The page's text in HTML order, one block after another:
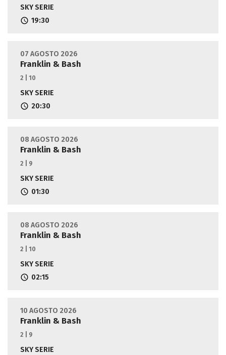
SKY SERIE
19:30
07 AGOSTO 2026
Franklin & Bash
2 | 10
SKY SERIE
20:30
08 AGOSTO 2026
Franklin & Bash
2 | 9
SKY SERIE
01:30
08 AGOSTO 2026
Franklin & Bash
2 | 10
SKY SERIE
02:15
10 AGOSTO 2026
Franklin & Bash
2 | 9
SKY SERIE